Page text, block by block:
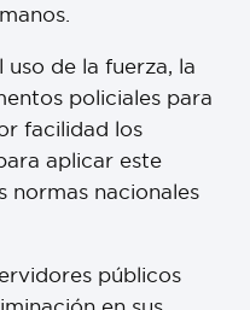
de la fuerza, la
policiales para
facilidad los
aplicar este
normas nacionales
públicos